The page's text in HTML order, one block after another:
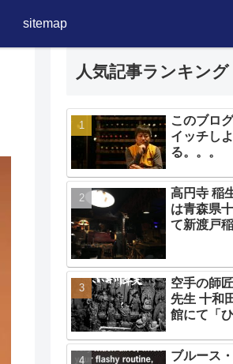
sitemap
人気記事ランキング
このブロ
イッチし
る。。。
高円寺 稲
は青森県
て新渡戸
空手の師
先生 十和
館にて「
ブルース